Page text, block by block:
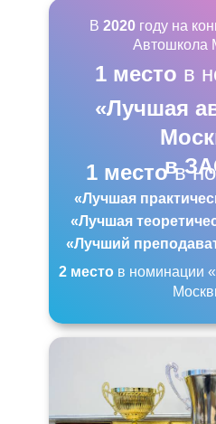
В 2020 году на
Автошкола
«Лучшая
в
1 место в
1 местов
«Лучшая
«Лучшая
«Лучший
2 местов номинации